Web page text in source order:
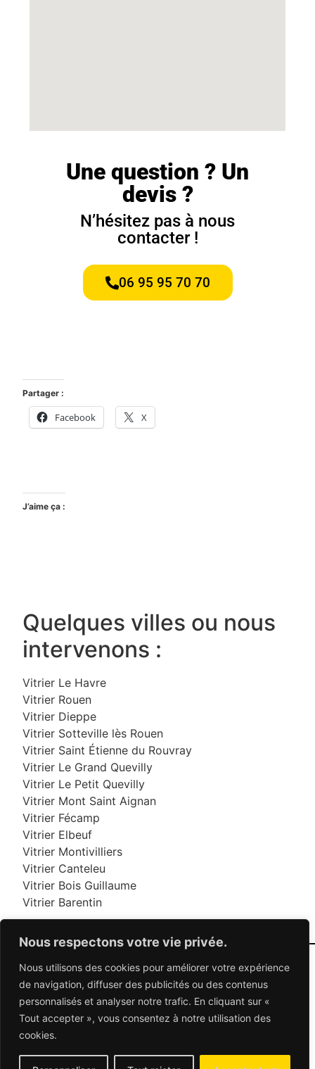
Nous respectons votre vie privée.
Nous utilisons des cookies pour améliorer votre expérience
de navigation, diffuser des publicités ou des contenus
personnalisés et analyser notre trafic. En cliquant sur «
Tout accepter », vous consentez à notre utilisation des
cookies.
Une question ? Un
devis ?
N’hésitez pas à nous
contacter !
06 95 95 70 70
Partager :
Facebook X
J’aime ça :
Quelques villes ou nous
intervenons :
Vitrier Le Havre
Vitrier Rouen
Vitrier Dieppe
Vitrier Sotteville lès Rouen
Vitrier Saint Étienne du Rouvray
Vitrier Le Grand Quevilly
Vitrier Le Petit Quevilly
Vitrier Mont Saint Aignan
Vitrier Fécamp
Vitrier Elbeuf
Vitrier Montivilliers
Vitrier Canteleu
Vitrier Bois Guillaume
Vitrier Barentin
06 95 95 70 70
© 2026 Dépannage Vitrier - Tous droits réservés
Dépannage vitrerie en France : Des solutions
adaptées à vos besoins